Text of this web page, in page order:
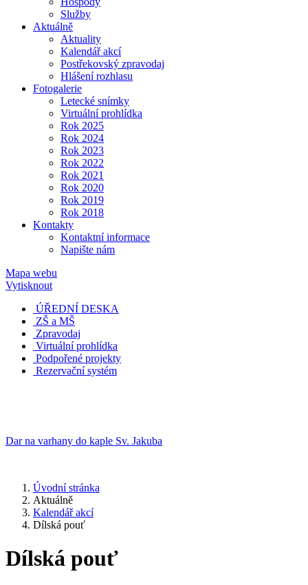
Služby
Aktuálně
Aktuality
Kalendář akcí
Postřekovský zpravodaj
Hlášení rozhlasu
Fotogalerie
Letecké snímky
Virtuální prohlídka
Rok 2025
Rok 2024
Rok 2023
Rok 2022
Rok 2021
Rok 2020
Rok 2019
Rok 2018
Kontakty
Kontaktní informace
Napište nám
Mapa webu
Vytisknout
ÚŘEDNÍ DESKA
ZŠ a MŠ
Zpravodaj
Virtuální prohlídka
Podpořené projekty
Rezervační systém
Dar na varhany do kaple Sv. Jakuba
Úvodní stránka
Aktuálně
Kalendář akcí
Dílská pouť
Dílská pouť